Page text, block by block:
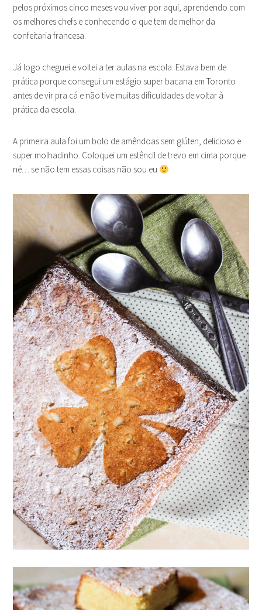
pelos próximos cinco meses vou viver por aqui, aprendendo com
os melhores chefs e conhecendo o que tem de melhor da
confeitaria francesa.
Já logo cheguei e voltei a ter aulas na escola. Estava bem de
prática porque consegui um estágio super bacana em Toronto
antes de vir pra cá e não tive muitas dificuldades de voltar à
prática da escola.
A primeira aula foi um bolo de amêndoas sem glúten, delicioso e
super molhadinho. Coloquei um estêncil de trevo em cima porque
né… se não tem essas coisas não sou eu